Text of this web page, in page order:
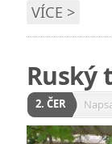
VÍCE >
Ruský
2. ČER